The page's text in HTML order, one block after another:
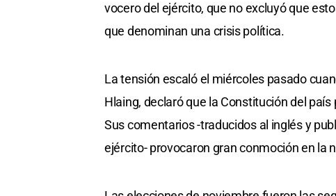
vocero del ejército, que no excluyó que
que denominan una crisis política.
La tensión escaló el miércoles pasado
Hlaing, declaró que la Constitución del
Sus comentarios -traducidos al inglés y
ejército- provocaron gran conmoción en la